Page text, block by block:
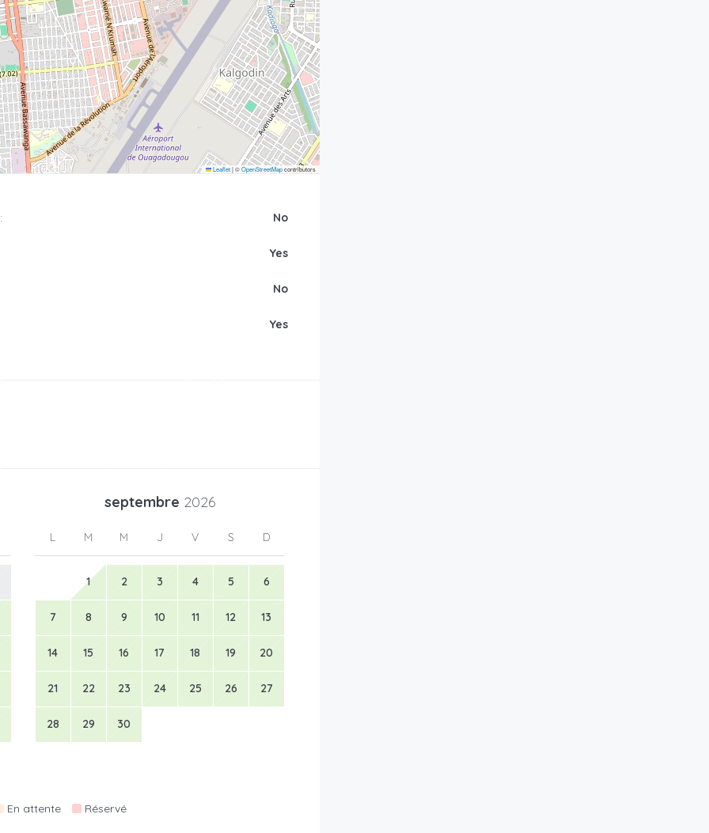
Leaflet|©OpenStreetMapcontributors
No
Yes
No
Yes
septembre 2026
L M M J V S D
1 2 3 4 5 6
7 8 9 10 11 12 13
14 15 16 17 18 19 20
21 22 23 24 25 26 27
28 29 30
En attente Réservé